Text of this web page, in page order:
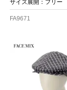
サイズ展開：フリー
FA9671